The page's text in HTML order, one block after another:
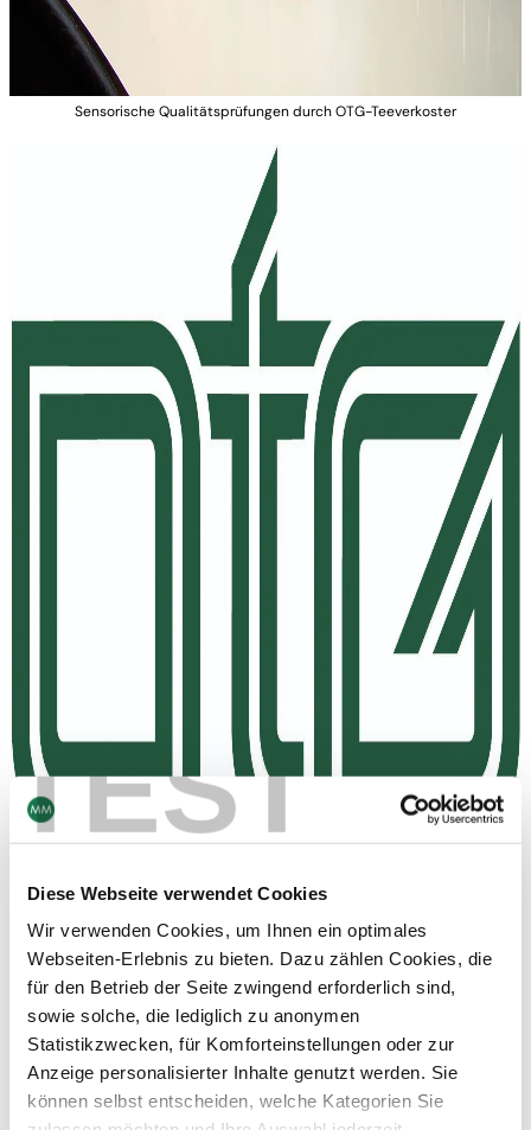
TEST
Diese Webseite verwendet Cookies
Wir verwenden Cookies, um Ihnen ein optimales
Webseiten-Erlebnis zu bieten. Dazu zählen Cookies, die
für den Betrieb der Seite zwingend erforderlich sind,
sowie solche, die lediglich zu anonymen
Statistikzwecken, für Komforteinstellungen oder zur
Anzeige personalisierter Inhalte genutzt werden. Sie
können selbst entscheiden, welche Kategorien Sie
Sensorische Qualitätsprüfungen durch OTG-Teeverkoster
Selbstverständnisses von OTG
OTG hat sich intensiv mit Verpackungssicherheit
auseinandergesetzt. Was war der ausschlaggebende
Grund?
OTG verfolgt seit Langem absolute Produktsicherheit und
höchste Standards bei Materialien, Verarbeitung und